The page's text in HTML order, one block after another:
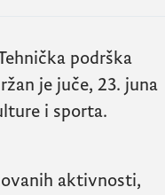
podrška
je juče, 23. juna
i sporta.
aktivnosti,